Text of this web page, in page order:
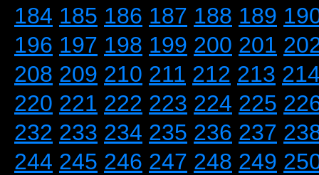
184 185 186 187 188 189
196 197 198 199 200 201
208 209 210 211 212 213
220 221 222 223 224 225
232 233 234 235 236 237
244 245 246 247 248 249